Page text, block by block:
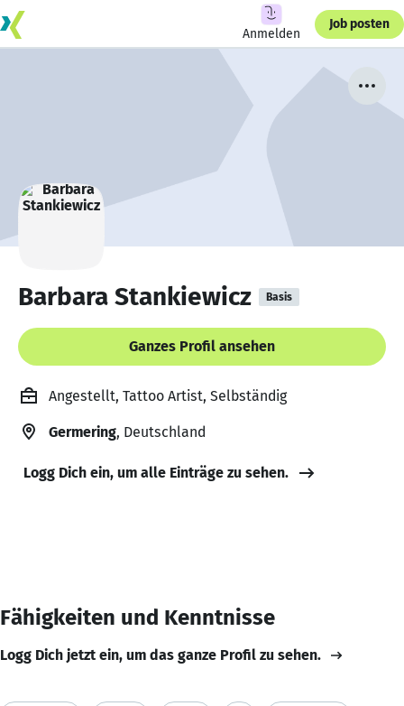
Anmelden
Job posten
Barbara Stankiewicz Basis
Ganzes Profil ansehen
Angestellt, Tattoo Artist, Selbständig
Germering, Deutschland
Logg Dich ein, um alle Einträge zu sehen.
Fähigkeiten und Kenntnisse
Logg Dich jetzt ein, um das ganze Profil zu sehen.